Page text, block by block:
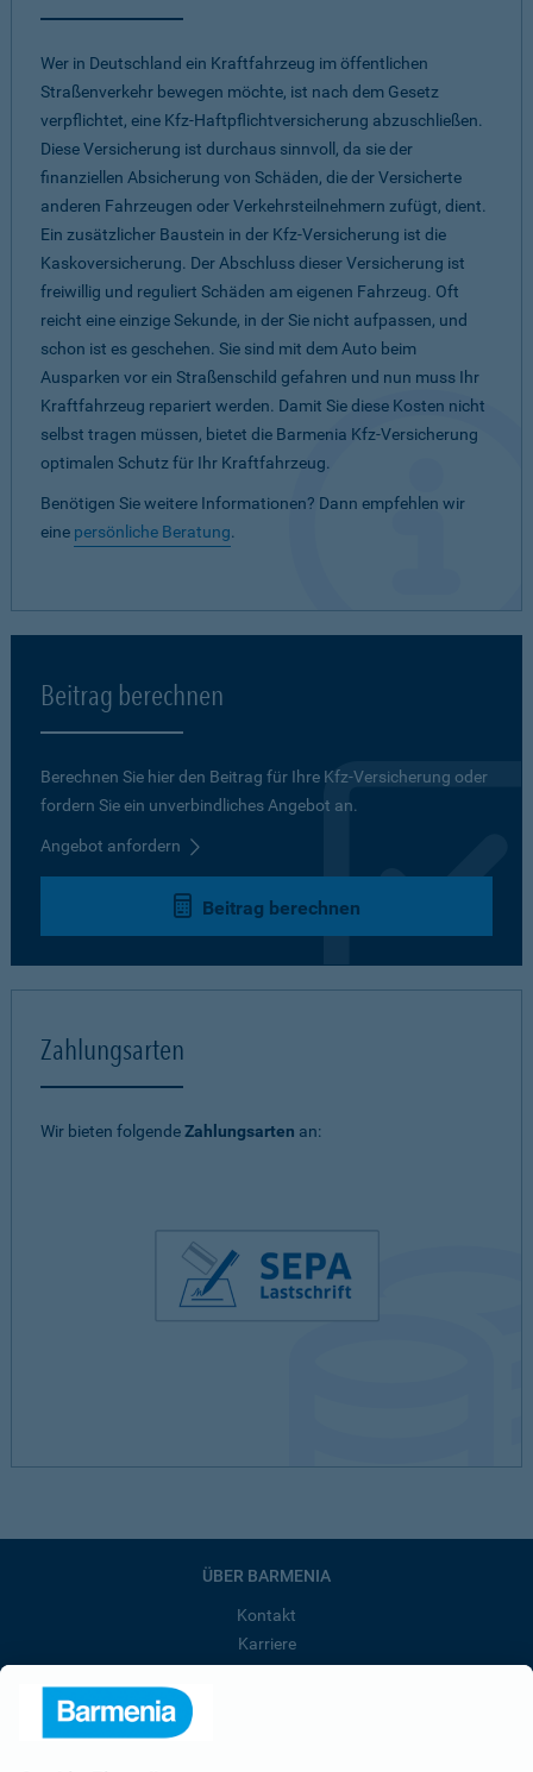
Wer in Deutschland ein Kraftfahrzeug im öffentlichen
Straßenverkehr bewegen möchte, ist nach dem Gesetz
verpflichtet, eine Kfz-Haftpflichtversicherung abzuschließen.
Diese Versicherung ist durchaus sinnvoll, da sie der
finanziellen Absicherung von Schäden, die der Versicherte
anderen Fahrzeugen oder Verkehrsteilnehmern zufügt, dient.
Ein zusätzlicher Baustein in der Kfz-Versicherung ist die
Kaskoversicherung. Der Abschluss dieser Versicherung ist
freiwillig und reguliert Schäden am eigenen Fahrzeug. Oft
reicht eine einzige Sekunde, in der Sie nicht aufpassen, und
schon ist es geschehen. Sie sind mit dem Auto beim
Ausparken vor ein Straßenschild gefahren und nun muss Ihr
Kraftfahrzeug repariert werden. Damit Sie diese Kosten nicht
selbst tragen müssen, bietet die Barmenia Kfz-Versicherung
optimalen Schutz für Ihr Kraftfahrzeug.
Benötigen Sie weitere Informationen? Dann empfehlen wir
eine persönliche Beratung.
Beitrag berechnen
Berechnen Sie hier den Beitrag für Ihre Kfz-Versicherung oder
fordern Sie ein unverbindliches Angebot an.
Angebot anfordern
Beitrag berechnen
Zahlungsarten
Wir bieten folgendeZahlungsarten an:
ÜBER BARMENIA
Kontakt
Karriere